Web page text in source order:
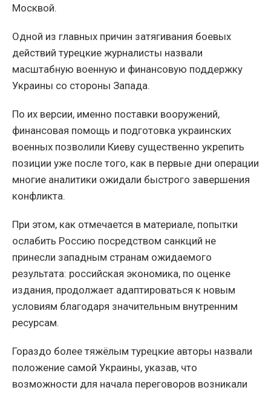
Москвой.
Одной из главных причин затягивания боевых
действий турецкие журналисты назвали
масштабную военную и финансовую поддержку
Украины со стороны Запада.
По их версии, именно поставки вооружений,
финансовая помощь и подготовка украинских
военных позволили Киеву существенно укрепить
позиции уже после того, как в первые дни операции
многие аналитики ожидали быстрого завершения
конфликта.
При этом, как отмечается в материале, попытки
ослабить Россию посредством санкций не
принесли западным странам ожидаемого
результата: российская экономика, по оценке
издания, продолжает адаптироваться к новым
условиям благодаря значительным внутренним
ресурсам.
Гораздо более тяжёлым турецкие авторы назвали
положение самой Украины, указав, что
возможности для начала переговоров возникали